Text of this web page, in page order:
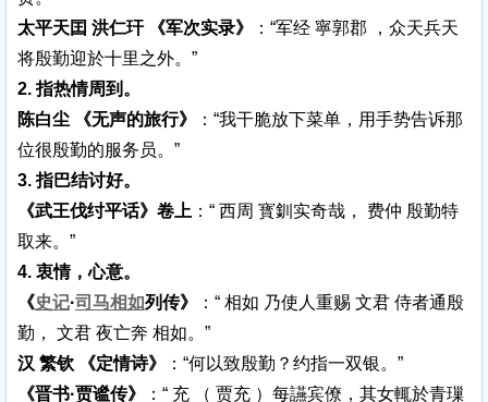
太平天囯 洪仁玕 《军次实录》
：“军经 寧郭郡 ，众天兵天
将殷勤迎於十里之外。”
2. 指热情周到。
陈白尘 《无声的旅行》
：“我干脆放下菜单，用手势告诉那
位很殷勤的服务员。”
3. 指巴结讨好。
《武王伐纣平话》卷上 ：“ 西周 寳釧实奇哉， 费仲 殷勤特
取来。”
4. 衷情，心意。
《史记·司马相如列传》
：“ 相如 乃使人重赐 文君 侍者通殷
勤， 文君 夜亡奔 相如。”
汉 繁钦 《定情诗》
：“何以致殷勤？约指一双银。”
《晋书·贾谧传》
：“ 充 （ 贾充 ）每讌宾僚，其女輒於青璅